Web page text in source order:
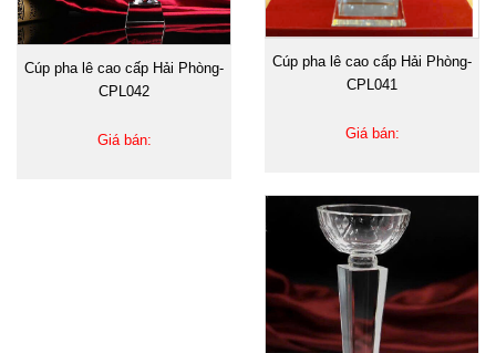
Cúp pha lê cao cấp Hải Phòng-
CPL042
Giá bán:
Cúp pha lê cao cấp Hải Phòng-
CPL041
Giá bán: